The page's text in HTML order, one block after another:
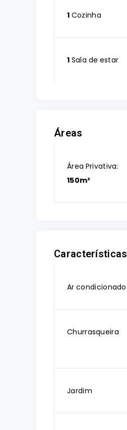
1 Cozinha
1 Sala de estar
Áreas
Área Privativa:
150m²
Características
Ar condicionado
Churrasqueira
Jardim